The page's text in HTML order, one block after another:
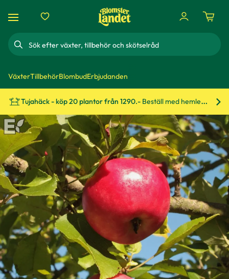
Sök
VäxterTillbehörBlombudErbjudanden
Tujahäck - köp 20 plantor från 1290.- Beställ med hemleverans!